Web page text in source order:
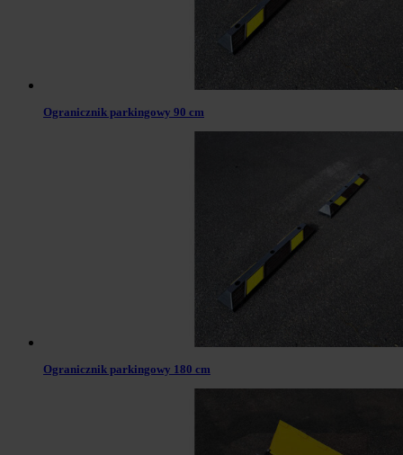
Ogranicznik parkingowy 90 cm
Ogranicznik parkingowy 180 cm